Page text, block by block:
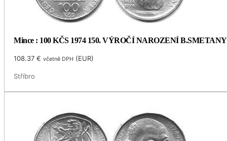
Mince : 100 KČS 1974 150. VÝROČÍ NAROZENÍ B.SMETANY
108.37€ včetně DPH (EUR)
Stříbro